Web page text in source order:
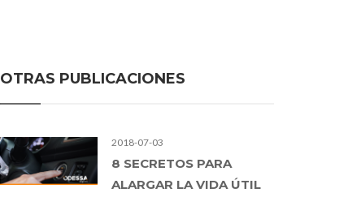
OTRAS PUBLICACIONES
2018-07-03
8 SECRETOS PARA
ALARGAR LA VIDA ÚTIL